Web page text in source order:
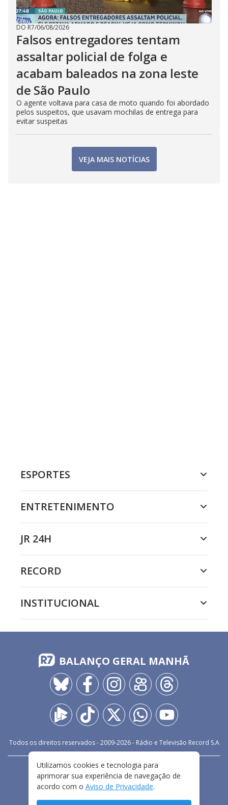
DO R7/06/08/2026
Falsos entregadores tentam
assaltar policial de folga e
acabam baleados na zona leste
de São Paulo
O agente voltava para casa de moto quando foi abordado
pelos suspeitos, que usavam mochilas de entrega para
evitar suspeitas
VEJA MAIS NOTÍCIAS
ESPORTES
ENTRETENIMENTO
JR 24H
RECORD
INSTITUCIONAL
BALANÇO GERAL MANHÃ
Todos os direitos reservados - 2009-2026- Rádio e Televisão Record S.A
FALE CONOSCO
PRIVACIDADE
TERMOS E CONDIÇÕES DE USO
Utilizamos cookies e tecnologia para
aprimorar sua experiência de navegação de
acordo com o Aviso de Privacidade.